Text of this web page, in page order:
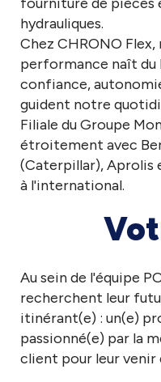
hydrauliques.
Chez CHRONO
performance naît du
confiance,
guident notre
Filiale du Groupe
étroitement avec
(Caterpillar), Aprolis
à l'international.
Au sein de l'équipe
recherchent leur
itinérant(e) : un(e)
passionné(e) par la
client pour leur venir